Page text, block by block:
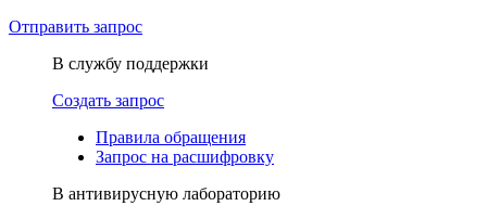
Отправить запрос
В службу поддержки
Создать запрос
Правила обращения
Запрос на расшифровку
В антивирусную лабораторию